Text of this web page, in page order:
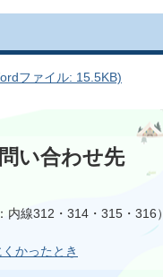
ファイル: 15.5KB)
い合わせ先
線312・314・315・316）
かったとき